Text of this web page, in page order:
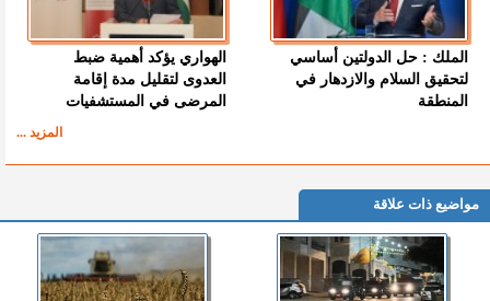
الملك : حل الدولتين أساسي
لتحقيق السلام والازدهار في
المنطقة
الهواري يؤكد أهمية ضبط
العدوى لتقليل مدة إقامة
المرضى في المستشفيات
المزيد ...
مواضيع ذات علاقة